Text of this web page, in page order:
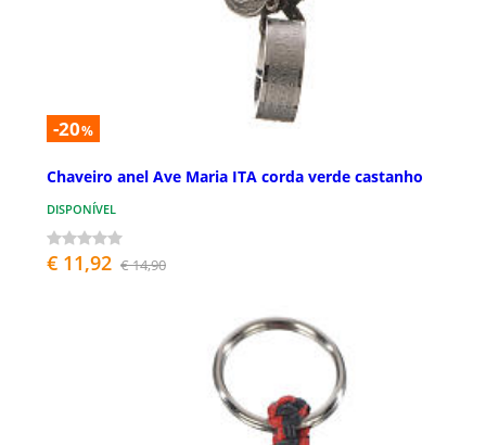
-20%
Chaveiro anel Ave Maria ITA corda verde castanho
DISPONÍVEL
€ 11,92 € 14,90